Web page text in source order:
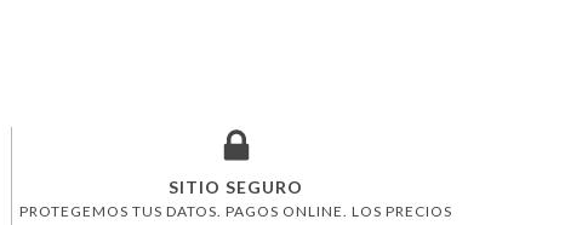
SITIO SEGURO
PROTEGEMOS TUS DATOS. PAGOS ONLINE. LOS PRECIOS